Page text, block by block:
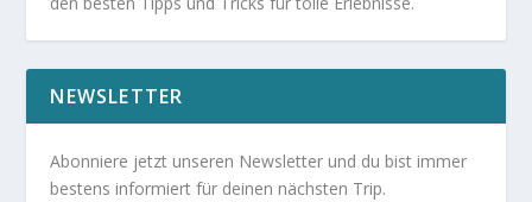
NEWSLETTER
Abonniere jetzt unseren Newsletter und du bist immer
bestens informiert für deinen nächsten Trip.